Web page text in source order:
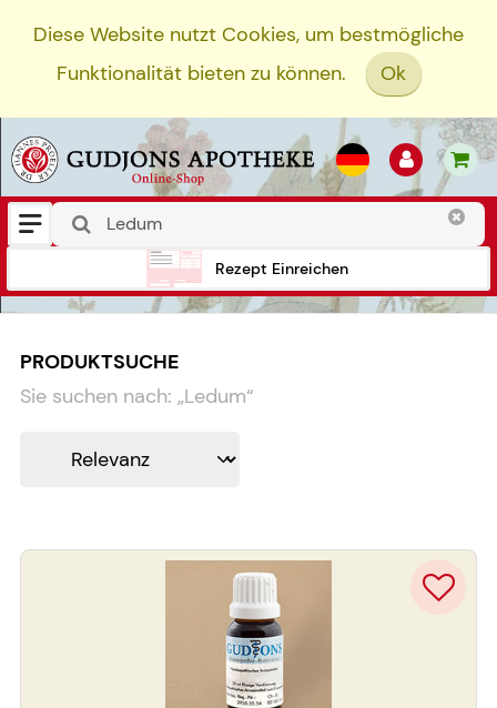
Diese Website nutzt Cookies, um bestmögliche
Funktionalität bieten zu können.
Ok
Rezept Einreichen
PRODUKTSUCHE
Sie suchen nach: „Ledum“